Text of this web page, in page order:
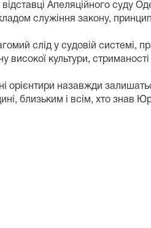
Апеляційного суду
служіння закону,
слід у судовій системі,
культури, стриманості
орієнтири назавжди
близьким і всім, хто знав